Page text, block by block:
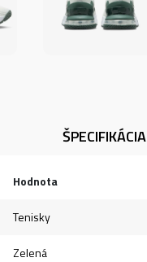
ŠPECIFIKÁCIA
Hodnota
Tenisky
Zelená